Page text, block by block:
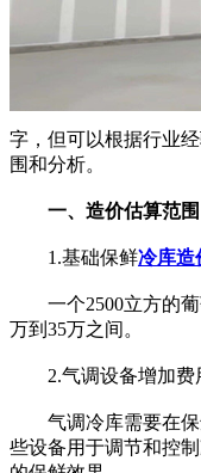
字，但可以根据行业
围和分析。
一、造价估算范围
1.基础保鲜冷库造
一个2500立方的葡
万到35万之间。
2.气调设备增加费
气调冷库需要在保
些设备用于调节和控